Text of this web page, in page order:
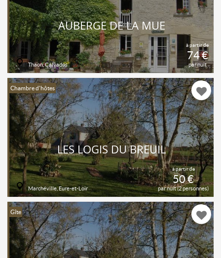
à partir de
74 €
par nuit
AUBERGE DE LA MUE
Thaon, Calvados
Chambre d'hôtes
à partir de
50 €
par nuit (2 personnes)
LES LOGIS DU BREUIL
Marchéville, Eure-et-Loir
Gîte